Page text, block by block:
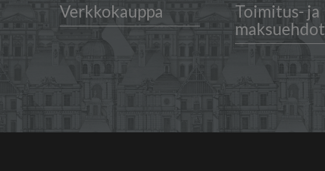
Verkkokauppa
Toimitus- ja
maksuehdot